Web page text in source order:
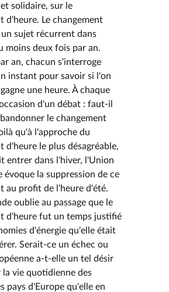
solidaire, sur le
d'heure. Le changement
sujet récurrent dans
moins deux fois par an.
an, chacun s'interroge
instant pour savoir si l'on
une heure. À chaque
d'un débat : faut-il
le changement
qu'à l'approche du
d'heure le plus désagréable,
entrer dans l'hiver, l'Union
évoque la suppression de ce
au profit de l'heure d'été.
oublie au passage que le
d'heure fut un temps justifié
d'énergie qu'elle était
Serait-ce un échec ou
a-t-elle un tel désir
la vie quotidienne des
pays d'Europe qu'elle en